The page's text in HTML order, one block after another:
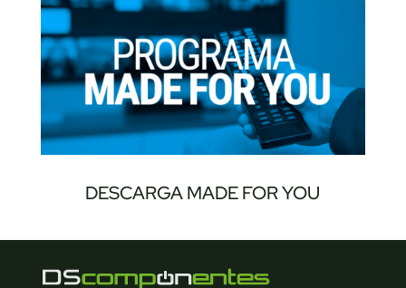
DESCARGA MADE FOR YOU